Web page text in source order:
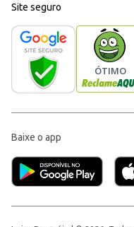
Site seguro
Baixe o app